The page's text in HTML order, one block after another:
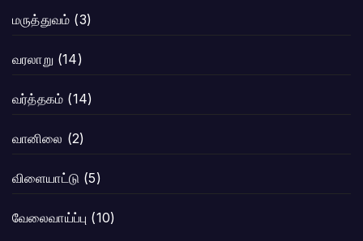
மருத்துவம் (3)
வரலாறு (14)
வர்த்தகம் (14)
வானிலை (2)
விளையாட்டு (5)
வேலைவாய்ப்பு (10)